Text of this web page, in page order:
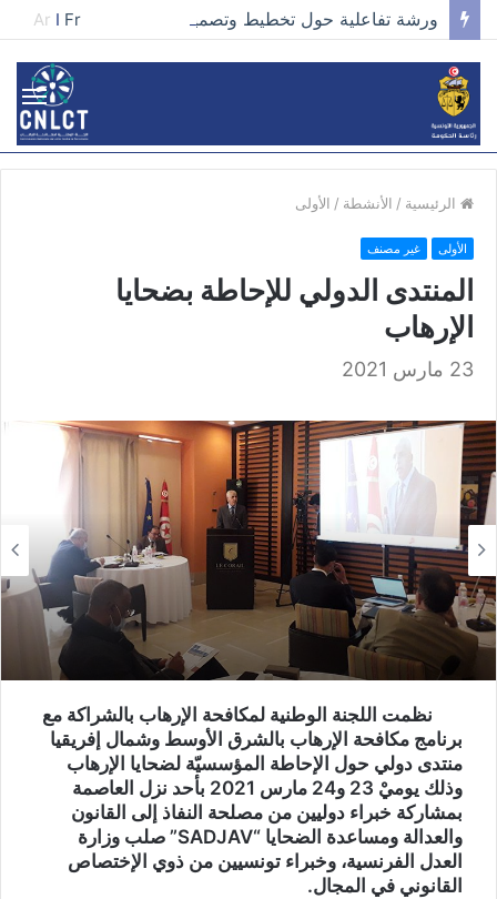
Ar I Fr
الرئيسية / الأنشطة / الأولى
الأولى غير مصنف
المنتدى الدولي للإحاطة بضحايا
الإرهاب
23 مارس 2021
نظمت اللجنة الوطنية لمكافحة الإرهاب بالشراكة مع
برنامج مكافحة الإرهاب بالشرق الأوسط وشمال إفريقيا
منتدى دولي حول الإحاطة المؤسسيّة لضحايا الإرهاب
وذلك يوميْ 23 و24 مارس 2021 بأحد نزل العاصمة
بمشاركة خبراء دوليين من مصلحة النفاذ إلى القانون
والعدالة ومساعدة الضحايا “SADJAV” صلب وزارة
العدل الفرنسية، وخبراء تونسيين من ذوي الإختصاص
القانوني في المجال.